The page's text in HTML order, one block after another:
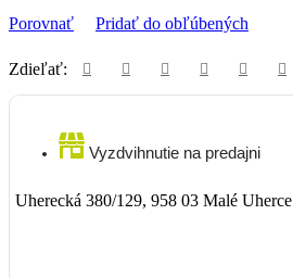
Porovnať Pridať do obľúbených
Zdieľať:
Vyzdvihnutie na predajni
Uherecká 380/129, 958 03 Malé Uherce